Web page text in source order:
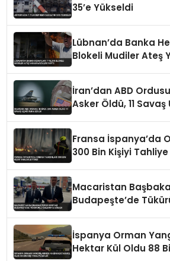
35’e Yükseldi
Lübnan’da Banka
Blokeli Mudiler Ateş
İran’dan ABD
Asker Öldü, 11
Fransa İspanya’da
300 Bin Kişiyi
Macaristan
Budapeşte’de
İspanya Orman
Hektar Kül Oldu 88